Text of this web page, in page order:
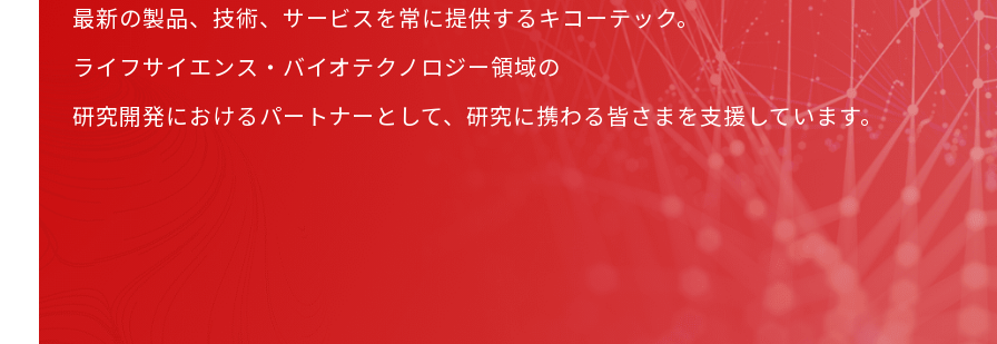
最新の製品、技術、サービスを常に提供するキコーテック。
ライフサイエンス・バイオテクノロジー領域の
研究開発におけるパートナーとして、研究に携わる皆さまを支援しています。